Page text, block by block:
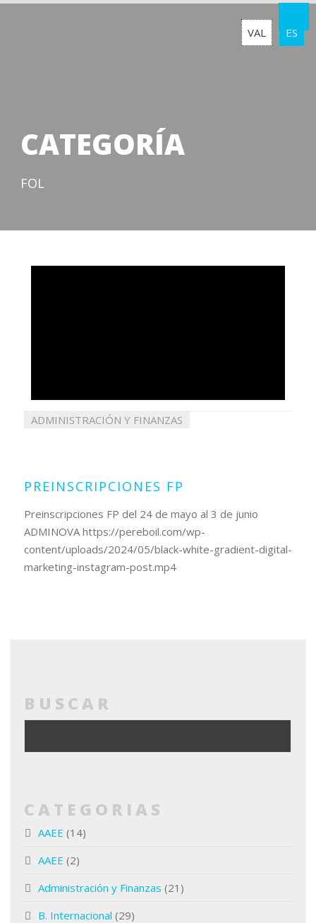
VAL ES
CATEGORÍA
FOL
ADMINISTRACIÓN Y FINANZAS
PREINSCRIPCIONES FP
Preinscripciones FP del 24 de mayo al 3 de junio
ADMINOVA https://pereboil.com/wp-
content/uploads/2024/05/black-white-gradient-digital-
marketing-instagram-post.mp4
BUSCAR
CATEGORIAS
AAEE (14)
AAEE (2)
Administración y Finanzas (21)
B. Internacional (29)